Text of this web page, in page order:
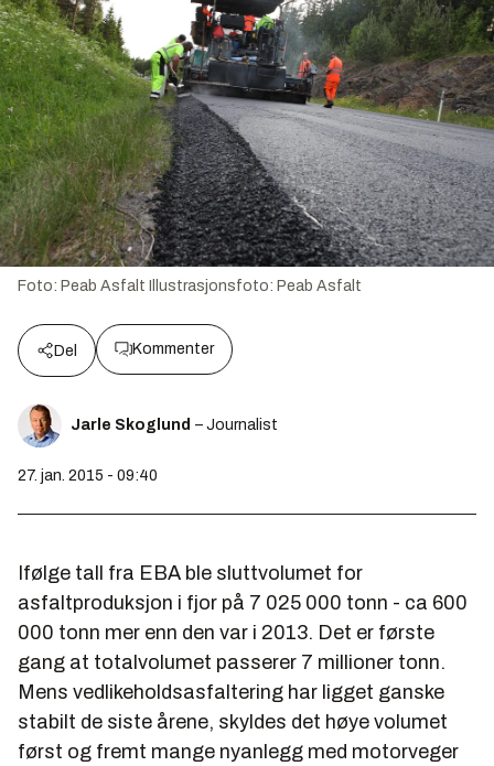
Foto: Peab Asfalt Illustrasjonsfoto: Peab Asfalt
Del Kommenter
Jarle Skoglund – Journalist
27. jan. 2015 - 09:40
Ifølge tall fra EBA ble sluttvolumet for
asfaltproduksjon i fjor på 7 025 000 tonn - ca 600
000 tonn mer enn den var i 2013. Det er første
gang at totalvolumet passerer 7 millioner tonn.
Mens vedlikeholdsasfaltering har ligget ganske
stabilt de siste årene, skyldes det høye volumet
først og fremt mange nyanlegg med motorveger